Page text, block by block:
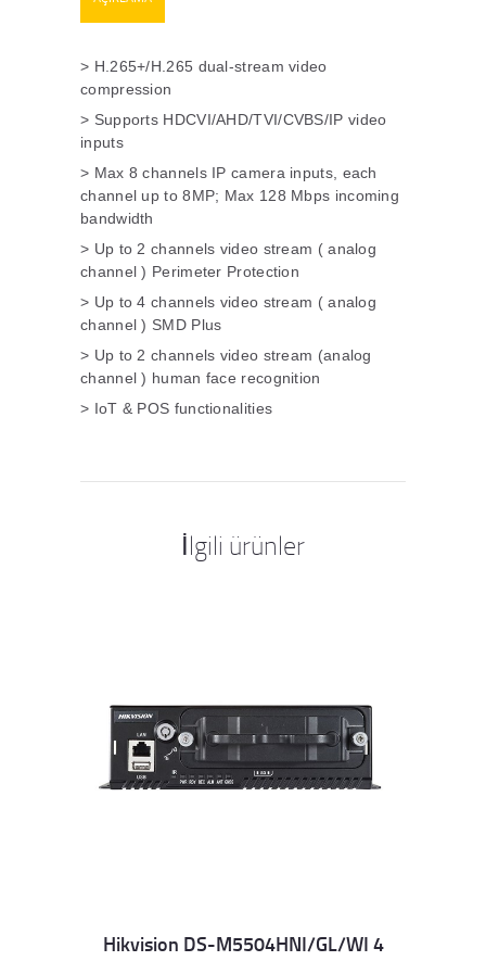
> H.265+/H.265 dual-stream video
compression
> Supports HDCVI/AHD/TVI/CVBS/IP video
inputs
> Max 8 channels IP camera inputs, each
channel up to 8MP; Max 128 Mbps incoming
bandwidth
> Up to 2 channels video stream ( analog
channel ) Perimeter Protection
> Up to 4 channels video stream ( analog
channel ) SMD Plus
> Up to 2 channels video stream (analog
channel ) human face recognition
> IoT & POS functionalities
İlgili ürünler
Hikvision DS-M5504HNI/GL/WI 4